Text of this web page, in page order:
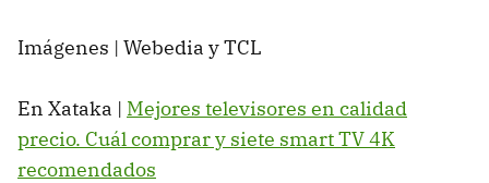
Imágenes | Webedia y TCL
En Xataka | Mejores televisores en calidad
precio. Cuál comprar y siete smart TV 4K
recomendados